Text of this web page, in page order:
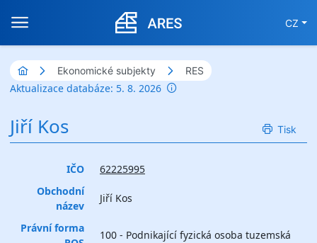
CZ
Ekonomické subjekty RES
Aktualizace databáze: 5. 8. 2026
Jiří Kos Tisk
IČO
62225995
Obchodní
název
Jiří Kos
Právní forma
100 - Podnikající fyzická osoba tuzemská